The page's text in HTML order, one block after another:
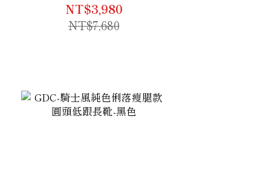
NT$3,980
NT$7,680